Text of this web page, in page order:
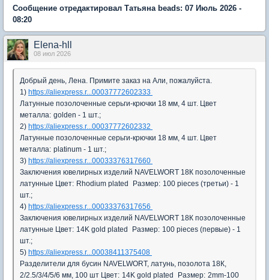
Сообщение отредактировал Татьяна beads: 07 Июль 2026 -
08:20
Elena-hll
08 июл 2026
Добрый день, Лена. Примите заказ на Али, пожалуйста.
1) https://aliexpress.r...00037772602333
Латунные позолоченные серьги-крючки 18 мм, 4 шт. Цвет
металла: golden - 1 шт.;
2) https://aliexpress.r...00037772602332
Латунные позолоченные серьги-крючки 18 мм, 4 шт. Цвет
металла: platinum - 1 шт.;
3) https://aliexpress.r...00033376317660
Заключения ювелирных изделий NAVELWORT 18К позолоченные
латунные Цвет: Rhodium plated Размер: 100 pieces (третьи) - 1
шт.;
4) https://aliexpress.r...00033376317656
Заключения ювелирных изделий NAVELWORT 18К позолоченные
латунные Цвет: 14K gold plated Размер: 100 pieces (первые) - 1
шт.;
5) https://aliexpress.r...00038411375408
Разделители для бусин NAVELWORT, латунь, позолота 18К,
2/2.5/3/4/5/6 мм, 100 шт Цвет: 14K gold plated Размер: 2mm-100